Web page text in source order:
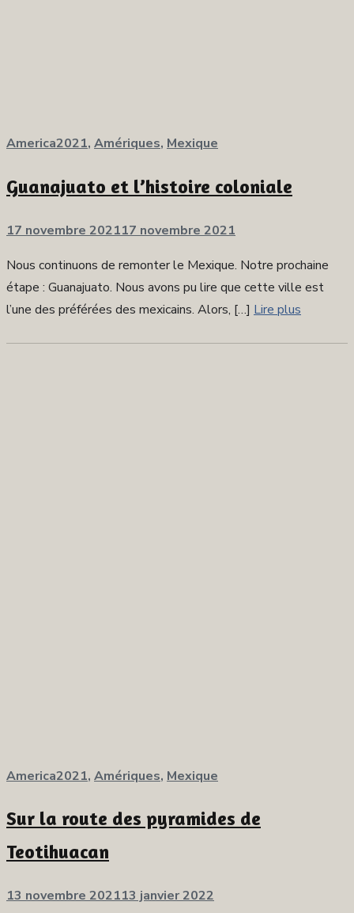
America2021, Amériques, Mexique
Guanajuato et l’histoire coloniale
Publié
17 novembre 202117 novembre 2021
Nous continuons de remonter le Mexique. Notre prochaine
étape : Guanajuato. Nous avons pu lire que cette ville est
l’une des préférées des mexicains. Alors, […] Lire plus
America2021, Amériques, Mexique
Sur la route des pyramides de
Teotihuacan
Publié
13 novembre 202113 janvier 2022